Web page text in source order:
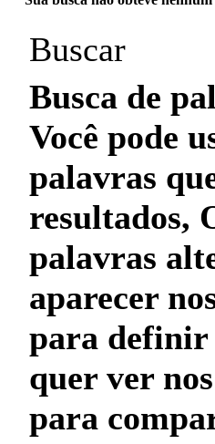
Buscar
Busca de
Você pode
palavras
resultados,
palavras
aparecer
para
quer ver
para